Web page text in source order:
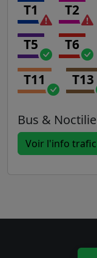
T1 T2
T5 T6
T11 T13
Bus &
Voir l'info